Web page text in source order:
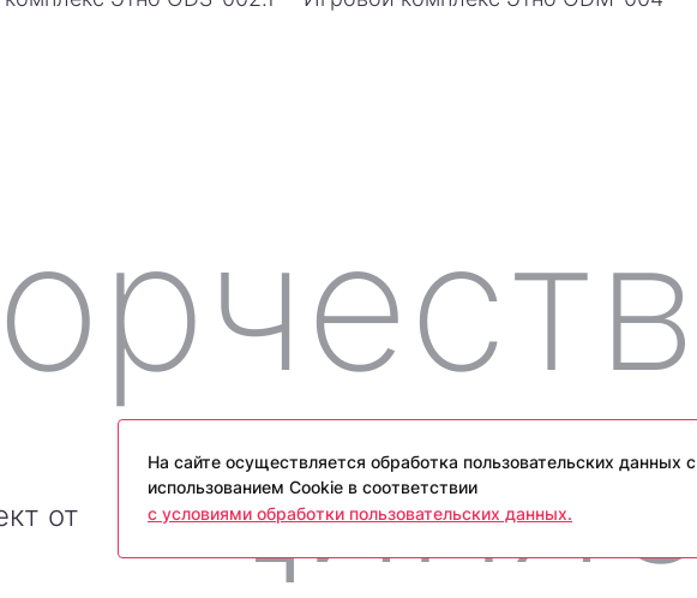
от
На сайте осуществляется обработка пользовательских данных с
использованием Cookie в соответствии
с условиями обработки пользовательских данных.